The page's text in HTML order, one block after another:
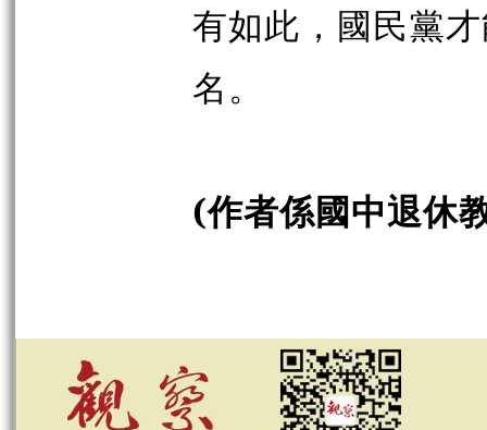
有如此，國民黨
名。
(作者係國中退休